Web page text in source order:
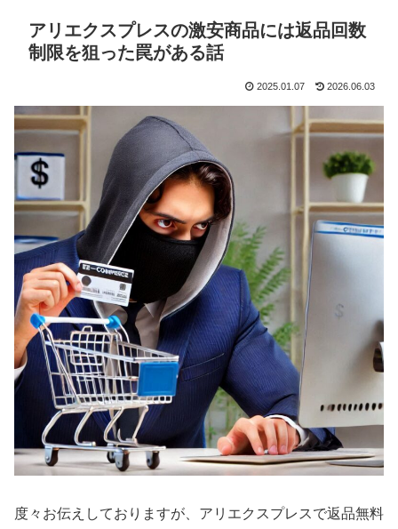
アリエクスプレスの激安商品には返品回数
制限を狙った罠がある話
2025.01.07 2026.06.03
度々お伝えしておりますが、アリエクスプレスで返品無料